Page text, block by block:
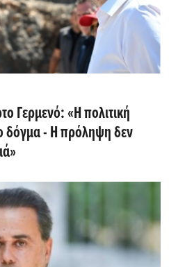
Γερμενό: «Η πολιτική
δόγμα - Η πρόληψη δεν